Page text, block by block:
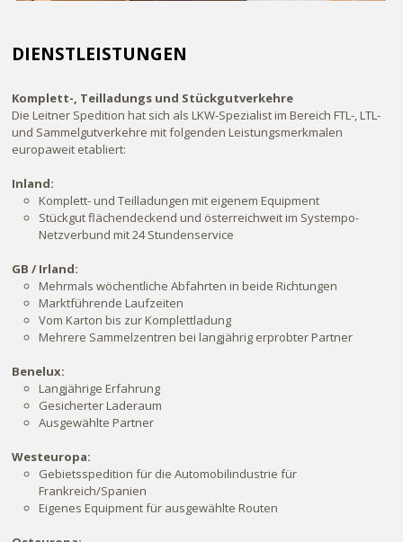
DIENSTLEISTUNGEN
Komplett-, Teilladungs und Stückgutverkehre
Die Leitner Spedition hat sich als LKW-Spezialist im Bereich FTL-, LTL-
und Sammelgutverkehre mit folgenden Leistungsmerkmalen
europaweit etabliert:
Inland:
Komplett- und Teilladungen mit eigenem Equipment
Stückgut flächendeckend und österreichweit im Systempo-
Netzverbund mit 24 Stundenservice
GB / Irland:
Mehrmals wöchentliche Abfahrten in beide Richtungen
Marktführende Laufzeiten
Vom Karton bis zur Komplettladung
Mehrere Sammelzentren bei langjährig erprobter Partner
Benelux:
Langjährige Erfahrung
Gesicherter Laderaum
Ausgewählte Partner
Westeuropa:
Gebietsspedition für die Automobilindustrie für
Frankreich/Spanien
Eigenes Equipment für ausgewählte Routen